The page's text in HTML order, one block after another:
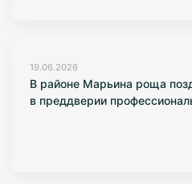
19.06.2026
В районе Марьина роща
в преддверии